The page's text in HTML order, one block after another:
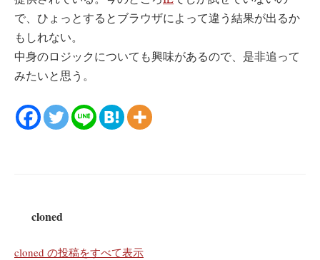
で、ひょっとするとブラウザによって違う結果が出るか
もしれない。
中身のロジックについても興味があるので、是非追って
みたいと思う。
cloned
cloned の投稿をすべて表示